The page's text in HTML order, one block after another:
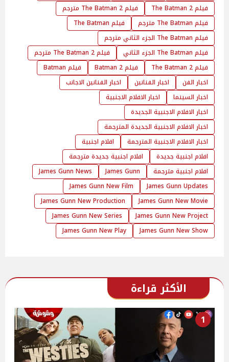
فيلم 2 The Batman
فيلم 2 The Batman مترجم
فيلم The Batman مترجم
فيلم The Batman
فيلم The Batman الجزء الثاني مترجم
فيلم The Batman الجزء الثاني
فيلم The Batman 2 مترجم
فيلم The Batman 2
فيلم Batman 2
فيلم Batman
اخبار الفن
اخبار الفنانين
اخبار الفنانين الاجانب
اخبار السينما
اخبار الافلام الاجنبية
اخبار الافلام الاجنبية الجديدة
اخبار الافلام الاجنبية الجديدة المترجمة
اخبار الافلام الاجنبية المترجمة
افلام اجنبية
افلام اجنبية جديدة
افلام اجنبية جديدة مترجمة
افلام اجنبية مترجمة
James Gunn
James Gunn News
James Gunn Updates
James Gunn New Film
James Gunn New Movie
James Gunn New Production
James Gunn New Project
James Gunn New Series
James Gunn New Show
James Gunn New Play
الأكثر قراءة
1